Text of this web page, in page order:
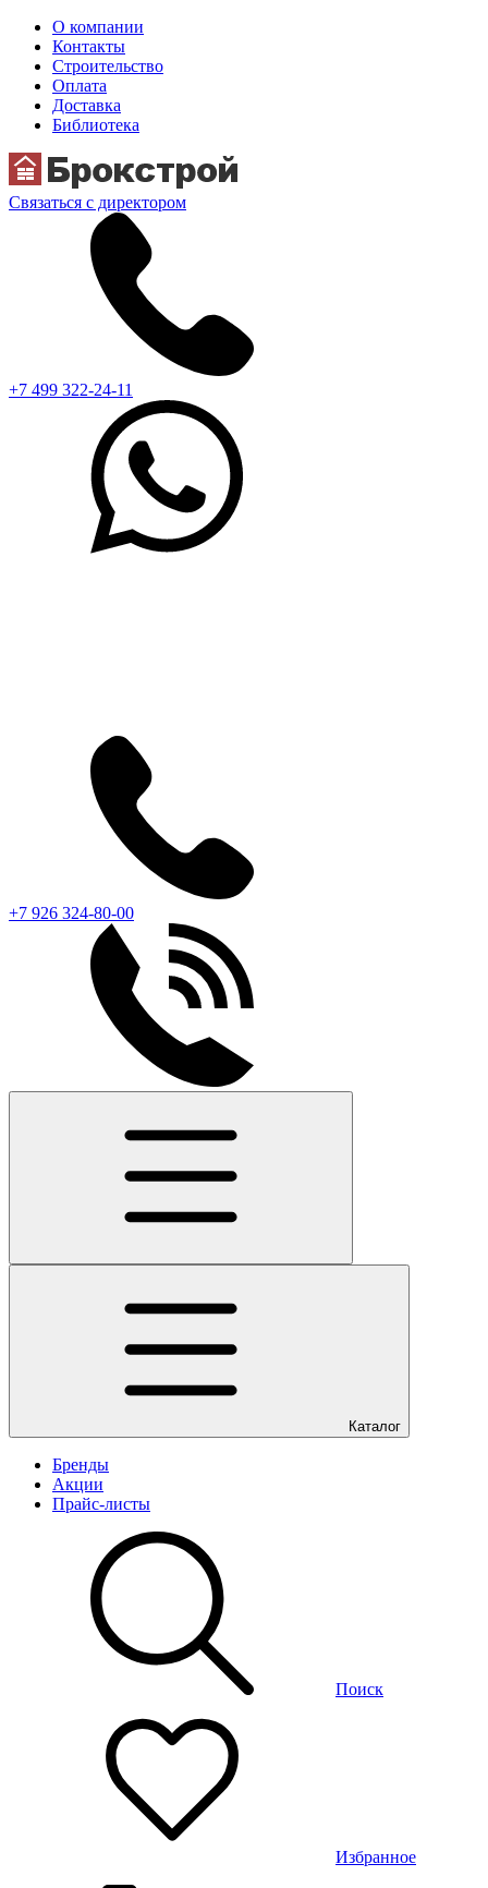
О компании
Контакты
Строительство
Оплата
Доставка
Библиотека
Связаться с директором
+7 499 322-24-11
+7 926 324-80-00
Каталог
Бренды
Акции
Прайс-листы
Поиск
Избранное